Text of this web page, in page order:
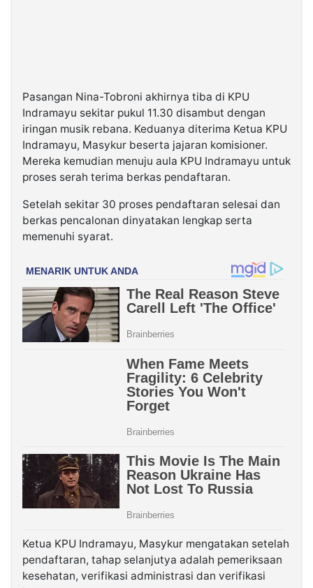
Pasangan Nina-Tobroni akhirnya tiba di KPU
Indramayu sekitar pukul 11.30 disambut dengan
iringan musik rebana. Keduanya diterima Ketua KPU
Indramayu, Masykur beserta jajaran komisioner.
Mereka kemudian menuju aula KPU Indramayu untuk
proses serah terima berkas pendaftaran.
Setelah sekitar 30 proses pendaftaran selesai dan
berkas pencalonan dinyatakan lengkap serta
memenuhi syarat.
Ketua KPU Indramayu, Masykur mengatakan setelah
pendaftaran, tahap selanjutya adalah pemeriksaan
kesehatan, verifikasi administrasi dan verifikasi